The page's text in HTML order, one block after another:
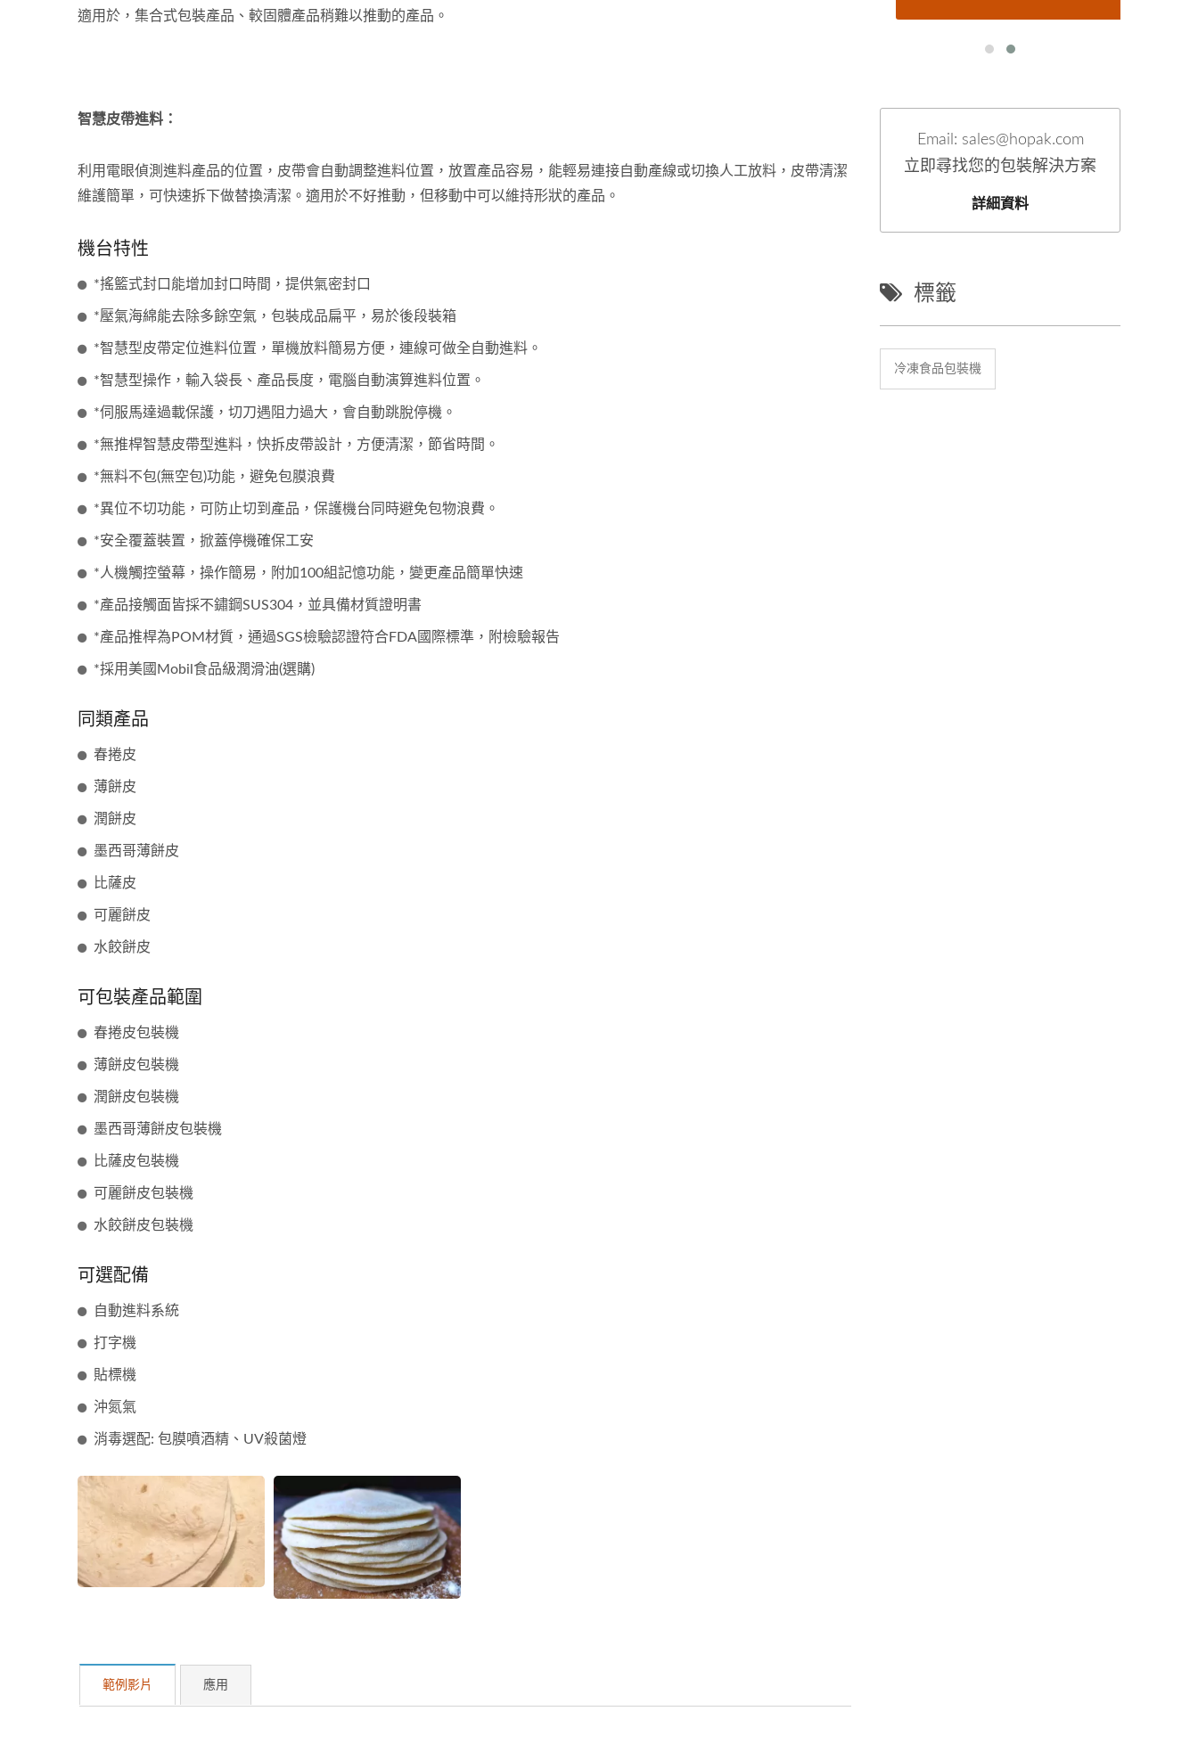
適用於，集合式包裝產品、較固體產品稍難以推動的產品。
智慧皮帶進料：
利用電眼偵測進料產品的位置，皮帶會自動調整進料位置，放置產品容易，能輕易連接自動產線或切換人工放料，皮帶清潔
維護簡單，可快速拆下做替換清潔。適用於不好推動，但移動中可以維持形狀的產品。
機台特性
*搖籃式封口能增加封口時間，提供氣密封口
*壓氣海綿能去除多餘空氣，包裝成品扁平，易於後段裝箱
*智慧型皮帶定位進料位置，單機放料簡易方便，連線可做全自動進料。
*智慧型操作，輸入袋長、產品長度，電腦自動演算進料位置。
*伺服馬達過載保護，切刀遇阻力過大，會自動跳脫停機。
*無推桿智慧皮帶型進料，快拆皮帶設計，方便清潔，節省時間。
*無料不包(無空包)功能，避免包膜浪費
*異位不切功能，可防止切到產品，保護機台同時避免包物浪費。
*安全覆蓋裝置，掀蓋停機確保工安
*人機觸控螢幕，操作簡易，附加100組記憶功能，變更產品簡單快速
*產品接觸面皆採不鏽鋼SUS304，並具備材質證明書
*產品推桿為POM材質，通過SGS檢驗認證符合FDA國際標準，附檢驗報告
*採用美國Mobil食品級潤滑油(選購)
同類產品
春捲皮
薄餅皮
潤餅皮
墨西哥薄餅皮
比薩皮
可麗餅皮
水餃餅皮
可包裝產品範圍
春捲皮包裝機
薄餅皮包裝機
潤餅皮包裝機
墨西哥薄餅皮包裝機
比薩皮包裝機
可麗餅皮包裝機
水餃餅皮包裝機
可選配備
自動進料系統
打字機
貼標機
沖氮氣
消毒選配: 包膜噴酒精、UV殺菌燈
範例影片 應用
Email: sales@hopak.com
立即尋找您的包裝解決方案
詳細資料
標籤
冷凍食品包裝機